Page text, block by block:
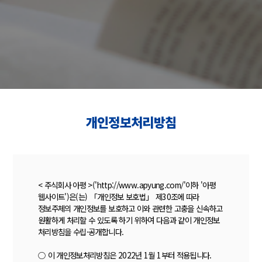
개인정보처리방침
< 주식회사 아평 >('http://www.apyung.com/'이하 '아평
웹사이트')은(는) 「개인정보 보호법」 제30조에 따라
정보주체의 개인정보를 보호하고 이와 관련한 고충을 신속하고
원활하게 처리할 수 있도록 하기 위하여 다음과 같이 개인정보
처리방침을 수립·공개합니다.
○ 이 개인정보처리방침은 2022년 1월 1부터 적용됩니다.